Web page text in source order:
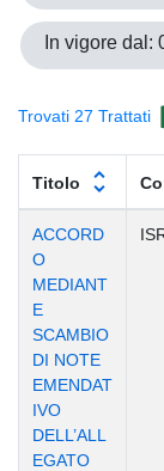
In vigore dal:
Trovati 27 Trattati
Titolo unfold_more
ACCORD
O
MEDIANT
E
SCAMBIO
DI NOTE
EMENDAT
IVO
DELL’ALL
EGATO